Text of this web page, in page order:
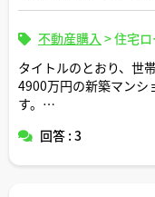
不動産購入 >住宅
タイトルのとおり、世
4900万円の新築マンシ
す。
妻:29歳、公務員、年収
回答 : 3